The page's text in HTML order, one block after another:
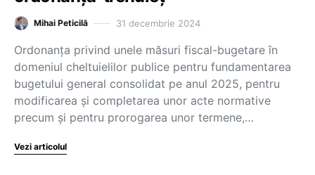
Mihai Peticilă 31 decembrie 2024
Ordonanța privind unele măsuri fiscal-bugetare în
domeniul cheltuielilor publice pentru fundamentarea
bugetului general consolidat pe anul 2025, pentru
modificarea și completarea unor acte normative
precum și pentru prorogarea unor termene,…
Vezi articolul